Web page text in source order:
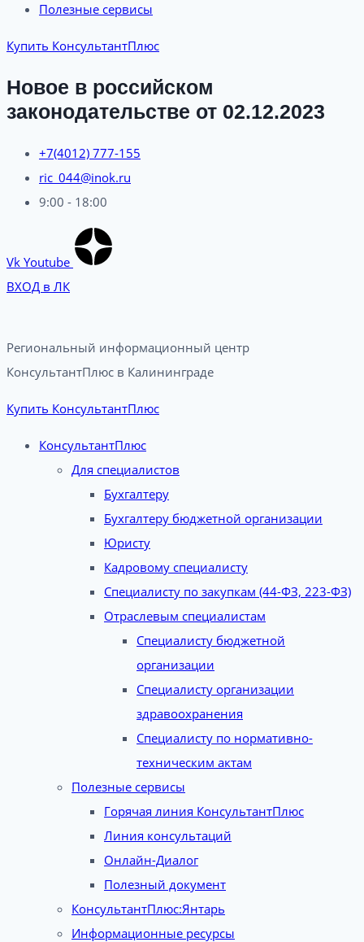
Полезные сервисы
Купить КонсультантПлюс
Новое в российском
законодательстве от 02.12.2023
+7(4012) 777-155
ric_044@inok.ru
9:00 - 18:00
Vk Youtube
ВХОД в ЛК
Региональный информационный центр
КонсультантПлюс в Калининграде​
Купить КонсультантПлюс
КонсультантПлюс
Для специалистов
Бухгалтеру
Бухгалтеру бюджетной организации
Юристу
Кадровому специалисту
Специалисту по закупкам (44-ФЗ, 223-ФЗ)
Отраслевым специалистам
Специалисту бюджетной
организации
Специалисту организации
здравоохранения
Специалисту по нормативно-
техническим актам
Полезные сервисы
Горячая линия КонсультантПлюс
Линия консультаций
Онлайн-Диалог
Полезный документ
КонсультантПлюс:Янтарь
Информационные ресурсы